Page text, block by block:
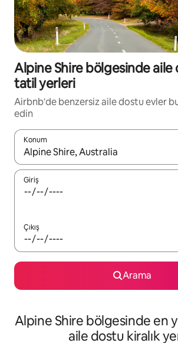
Alpine Shire bölgesinde aile
tatil yerleri
Airbnb'de benzersiz aile dostu evler
edin
Konum
Sonuçlar kullanılabilir olduğunda yukarı
Giriş
Çıkış
Arama
Alpine Shire bölgesinde en
aile dostu kiralık